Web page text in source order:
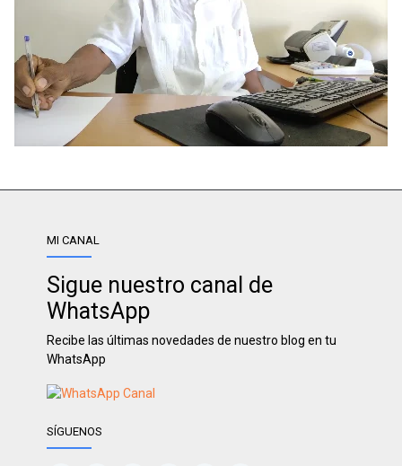
MI CANAL
Sigue nuestro canal de
WhatsApp
Recibe las últimas novedades de nuestro blog en tu
WhatsApp
SÍGUENOS